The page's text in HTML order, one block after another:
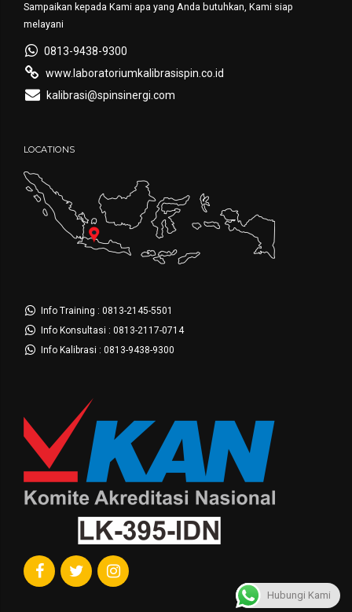
Sampaikan kepada Kami apa yang Anda butuhkan, Kami siap
melayani
0813-9438-9300
www.laboratoriumkalibrasispin.co.id
kalibrasi@spinsinergi.com
LOCATIONS
Info Training : 0813-2145-5501
Info Konsultasi : 0813-2117-0714
Info Kalibrasi : 0813-9438-9300
Hubungi Kami